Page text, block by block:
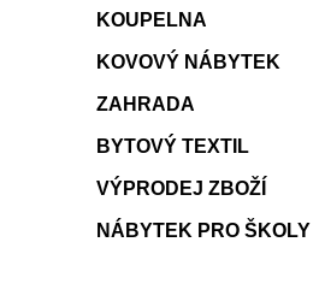
KOUPELNA
KOVOVÝ NÁBYTEK
ZAHRADA
BYTOVÝ TEXTIL
VÝPRODEJ ZBOŽÍ
NÁBYTEK PRO ŠKOLY